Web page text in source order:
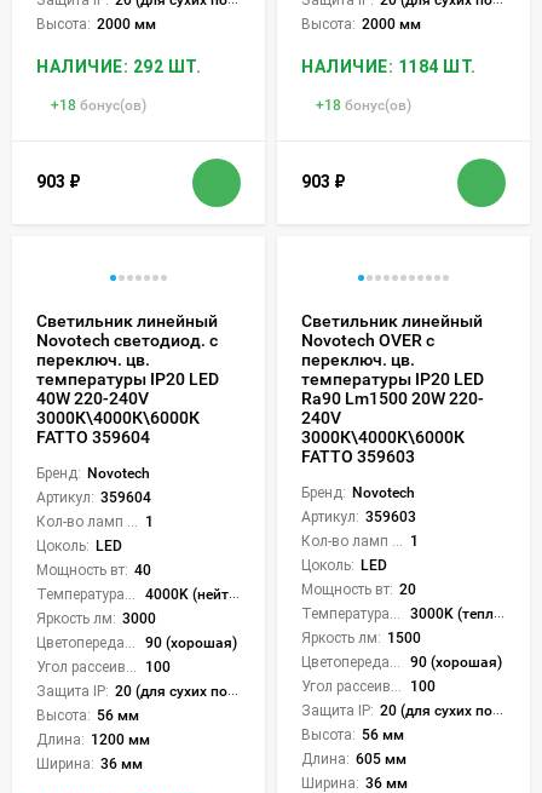
Высота: 2000 мм
НАЛИЧИЕ: 292 ШТ.
+18 бонус(ов)
903 ₽
Высота: 2000 мм
НАЛИЧИЕ: 1184 ШТ.
+18 бонус(ов)
903 ₽
Светильник линейный
Novotech светодиод. с
переключ. цв.
температуры IP20 LED
40W 220-240V
3000К\4000К\6000К
FATTO 359604
Бренд: Novotech
Артикул: 359604
Кол-во ламп или LED: 1
Цоколь: LED
Мощность вт: 40
Температура света:
4000K (нейтральный), 6000K (холодный), CCT механическое переключение
Яркость лм: 3000
Цветопередача (CRI):
90 (хорошая)
Угол рассеивания света °:
100
Защита IP: 20 (для сухих пом.)
Высота: 56 мм
Длина: 1200 мм
Ширина: 36 мм
Светильник линейный
Novotech OVER с
переключ. цв.
температуры IP20 LED
Ra90 Lm1500 20W 220-
240V
3000К\4000К\6000К
FATTO 359603
Бренд: Novotech
Артикул: 359603
Кол-во ламп или LED: 1
Цоколь: LED
Мощность вт: 20
Температура света:
3000K (теплый), 4000K (нейтральный), 6000K (холодный), CCT механическое переключение
Яркость лм: 1500
Цветопередача (CRI):
90 (хорошая)
Угол рассеивания света °:
100
Защита IP: 20 (для сухих пом.)
Высота: 56 мм
Длина: 605 мм
Ширина: 36 мм